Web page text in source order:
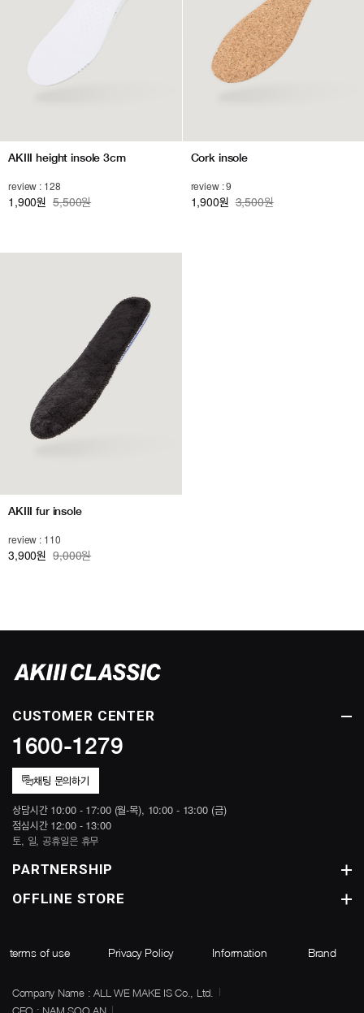
AKIII height insole 3cm
review : 128
1,900원 5,500원
Cork insole
review : 9
1,900원 3,500원
AKIII fur insole
review : 110
3,900원 9,000원
CUSTOMER CENTER
1600-1279
채팅 문의하기
상담시간 10:00 - 17:00 (월-목), 10:00 - 13:00 (금)
점심시간 12:00 - 13:00
토, 일, 공휴일은 휴무
PARTNERSHIP
OFFLINE STORE
terms of use Privacy Policy Information Brand
Company Name : ALL WE MAKE IS Co., Ltd.